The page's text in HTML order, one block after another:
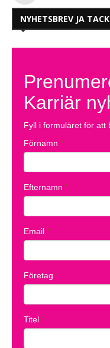
NYHETSBREV JA TACK